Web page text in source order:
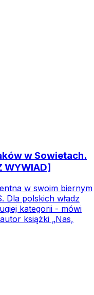
w Sowietach.
WYWIAD]
w swoim biernym
Dla polskich władz
kategorii - mówi
książki „Nas,